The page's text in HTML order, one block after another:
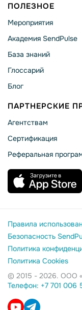
ПОЛЕЗНОЕ
Мероприятия
Академия SendPulse
База знаний
Глоссарий
Блог
ПАРТНЕРСКИЕ
Агентствам
Сертификация
Реферальная
Правила
Безопасность
Политика
Политика Cookies
© 2015 - 2026. ООО
Телефон: +7 701 006